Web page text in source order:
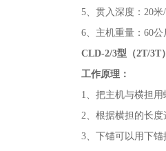
5、贯入深度：20米
6、主机重量：60公
CLD-2/3型（2T/3T
工作原理：
1、把主机与横担
2、根据横担的长
3、下锚可以用下